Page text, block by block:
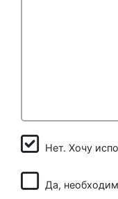
Нет. Хочу
Да,